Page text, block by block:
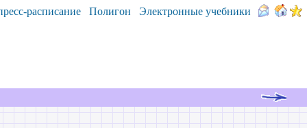
расписание Полигон Электронные учебники